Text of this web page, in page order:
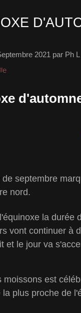
2021 par Ph L
de septembre
nord.
la durée
vont continuer à
et le jour va
moissons est
la plus proche de